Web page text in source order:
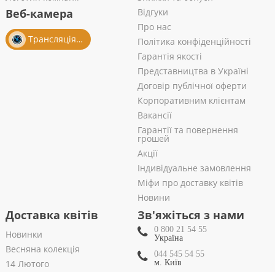
Веб-камера
Трансляція із салону
Відгуки
Про нас
Політика конфіденційності
Гарантія якості
Представництва в Україні
Договір публічної оферти
Корпоративним клієнтам
Вакансії
Гарантії та повернення
грошей
Акції
Індивідуальне замовлення
Міфи про доставку квітів
Новини
Доставка квітів
Новинки
Весняна колекція
14 Лютого
Зв'яжіться з нами
0 800 21 54 55
Україна
044 545 54 55
м. Київ